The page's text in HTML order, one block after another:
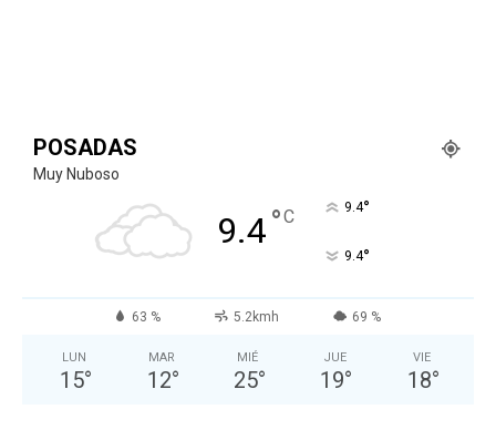
POSADAS
Muy Nuboso
9.4°C 9.4°
9.4°
63 % 5.2kmh 69 %
LUN
15°
MAR
12°
MIÉ
25°
JUE
19°
VIE
18°